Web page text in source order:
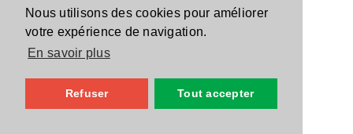
Nous utilisons des cookies pour améliorer
votre expérience de navigation.
En savoir plus
Refuser Tout accepter
Inscrivez-vous
Suivez-nous sur les réseaux sociaux